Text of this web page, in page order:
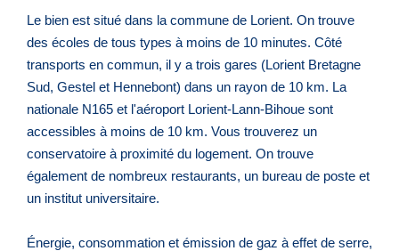
Le bien est situé dans la commune de Lorient. On trouve
des écoles de tous types à moins de 10 minutes. Côté
transports en commun, il y a trois gares (Lorient Bretagne
Sud, Gestel et Hennebont) dans un rayon de 10 km. La
nationale N165 et l'aéroport Lorient-Lann-Bihoue sont
accessibles à moins de 10 km. Vous trouverez un
conservatoire à proximité du logement. On trouve
également de nombreux restaurants, un bureau de poste et
un institut universitaire.
Énergie, consommation et émission de gaz à effet de serre,